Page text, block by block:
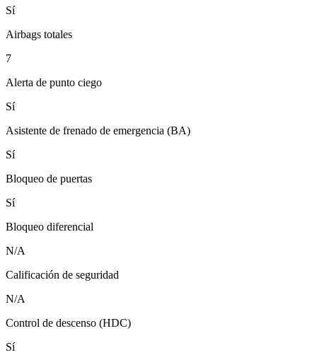
Sí
Airbags totales
7
Alerta de punto ciego
Sí
Asistente de frenado de emergencia (BA)
Sí
Bloqueo de puertas
Sí
Bloqueo diferencial
N/A
Calificación de seguridad
N/A
Control de descenso (HDC)
Sí